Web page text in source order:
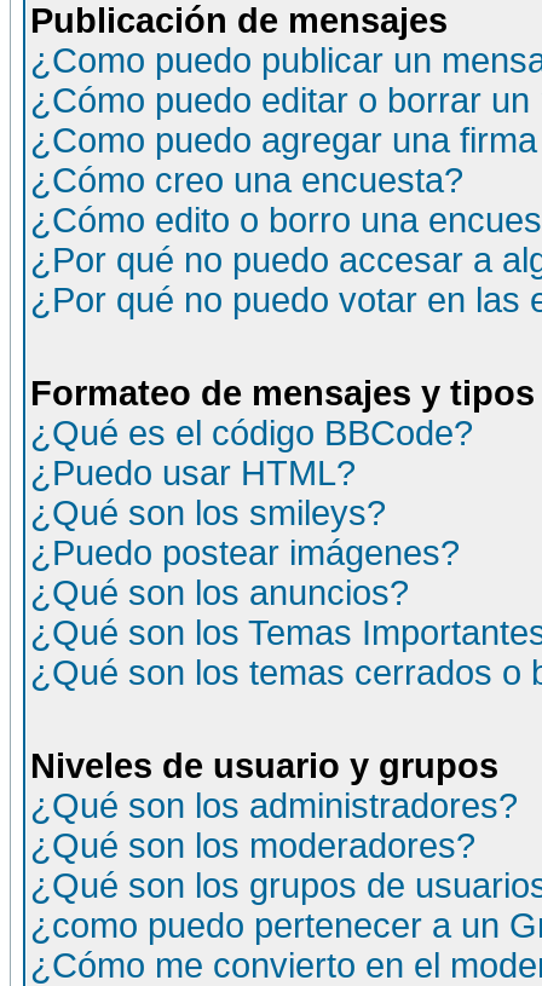
Publicación de mensajes
¿Como puedo publicar un
¿Cómo puedo editar o borrar un
¿Como puedo agregar una
¿Cómo creo una encuesta?
¿Cómo edito o borro una
¿Por qué no puedo accesar a
¿Por qué no puedo votar en las
Formateo de mensajes y
¿Qué es el código BBCode?
¿Puedo usar HTML?
¿Qué son los smileys?
¿Puedo postear imágenes?
¿Qué son los anuncios?
¿Qué son los Temas
¿Qué son los temas cerrados o
Niveles de usuario y grupos
¿Qué son los administradores?
¿Qué son los moderadores?
¿Qué son los grupos de
¿como puedo pertenecer a un
¿Cómo me convierto en el